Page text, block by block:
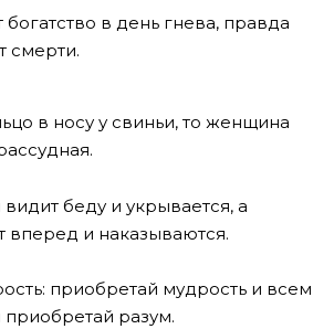
в день гнева, правда
смерти.
в носу у свиньи, то женщина
беду и укрывается, а
вперед и наказываются.
приобретай мудрость и всем
разум.